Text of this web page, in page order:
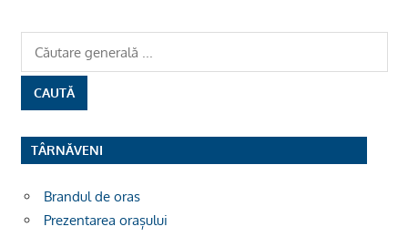
TÂRNĂVENI
Brandul de oras
Prezentarea orașului